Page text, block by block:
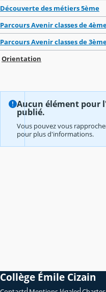
Découverte des métiers 5ème
Parcours Avenir classes de
Parcours Avenir classes de
Orientation
Aucun élément pour
publié.
Vous pouvez vous
pour plus d'informations.
Collège Émile Cizain